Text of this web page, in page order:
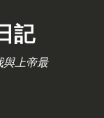
記
與上帝最